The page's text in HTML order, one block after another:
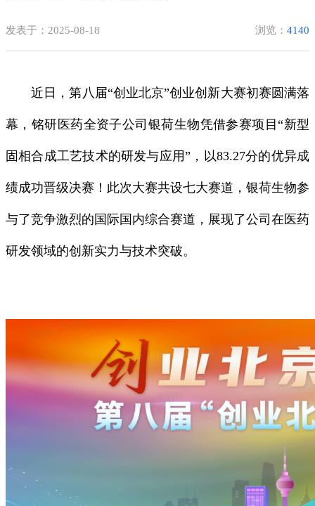
发表于：2025-08-18 浏览： 4140
近日，第八届“创业北京”创业创新大赛初赛圆满落
幕，铭研医药全资子公司银荷生物凭借参赛项目“新型
固相合成工艺技术的研发与应用”，以83.27分的优异成
绩成功晋级决赛！此次大赛共设七大赛道，银荷生物参
与了竞争激烈的国际国内综合赛道，展现了公司在医药
研发领域的创新实力与技术突破。